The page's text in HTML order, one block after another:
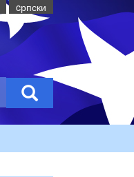
cрпски